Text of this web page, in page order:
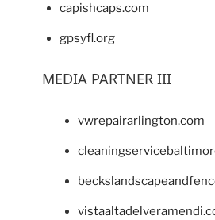
capishcaps.com
gpsyfl.org
MEDIA PARTNER III
vwrepairarlington.com